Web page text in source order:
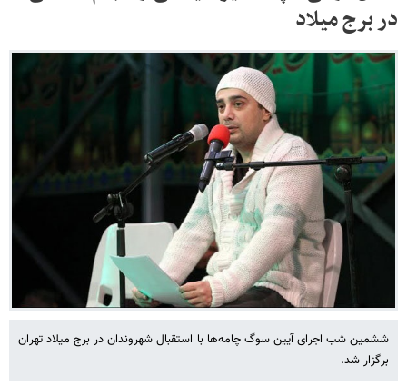
در برج میلاد
ششمین شب اجرای آیین سوگ چامه‌ها با استقبال شهروندان در برج میلاد تهران
برگزار شد.